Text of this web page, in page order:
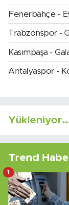
Fenerbahçe -
Trabzonspor -
Kasımpaşa -
Antalyaspor -
Trend
1